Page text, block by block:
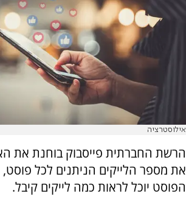
אילוסטרציה
הרשת החברתית פייסבוק בוחנת את
את מספר הלייקים הניתנים לכל
הפוסט יוכל לראות כמה לייקים קיבל.